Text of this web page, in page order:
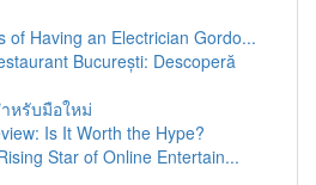
of Having an Electrician Gordo...
București: Descoperă
หรับมือใหม่
Is It Worth the Hype?
Star of Online Entertain...